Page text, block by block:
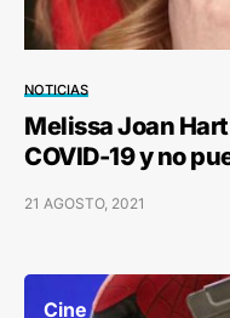
NOTICIAS
Melissa Joan
COVID-19 y no
21 AGOSTO, 2021
Cine